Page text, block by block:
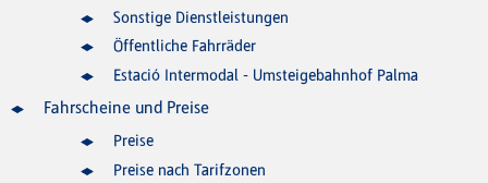
Sonstige Dienstleistungen
Öffentliche Fahrräder
Estació Intermodal - Umsteigebahnhof Palma
Fahrscheine und Preise
Preise
Preise nach Tarifzonen